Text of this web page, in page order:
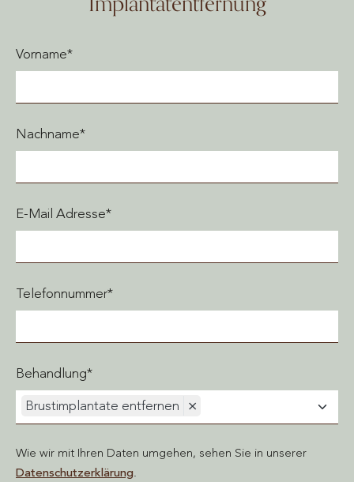
Vorname*
Nachname*
E-Mail Adresse*
Telefonnummer*
Behandlung*
Brustimplantate entfernen ×
Wie wir mit Ihren Daten umgehen, sehen Sie in unserer
Datenschutzerklärung